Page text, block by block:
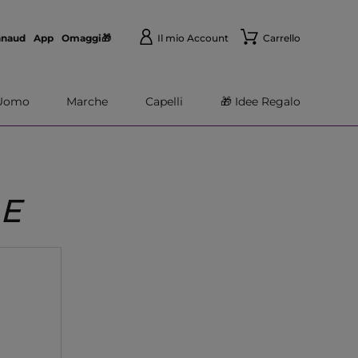
App Omaggi🎁 Il mio Account Carrello
Marche Capelli 🎁 Idee Regalo